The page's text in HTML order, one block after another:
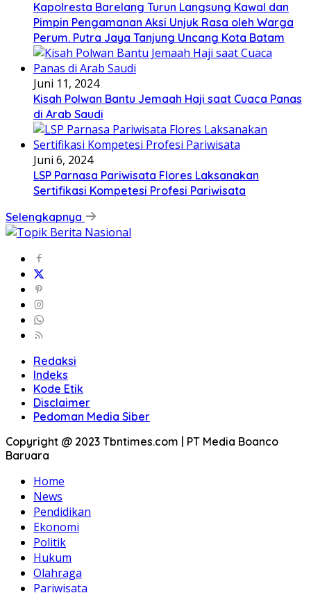
Kapolresta Barelang Turun Langsung Kawal dan
Pimpin Pengamanan Aksi Unjuk Rasa oleh Warga
Perum. Putra Jaya Tanjung Uncang Kota Batam
Juni 11, 2024
Kisah Polwan Bantu Jemaah Haji saat Cuaca Panas
di Arab Saudi
Juni 6, 2024
LSP Parnasa Pariwisata Flores Laksanakan
Sertifikasi Kompetesi Profesi Pariwisata
Selengkapnya
Redaksi
Indeks
Kode Etik
Disclaimer
Pedoman Media Siber
Copyright @ 2023 Tbntimes.com | PT Media Boanco
Baruara
Home
News
Pendidikan
Ekonomi
Politik
Hukum
Olahraga
Pariwisata